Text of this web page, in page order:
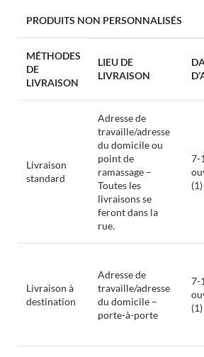
PRODUITS NON PERSONNALISÉS
MÉTHODES
DE
LIVRAISON
LIEU DE
LIVRAISON
Livraison
standard
Adresse de
travaille/adresse
du domicile ou
point de
ramassage –
Toutes les
livraisons se
feront dans la
rue.
7-
(1)
Livraison à
destination
Adresse de
travaille/adresse
du domicile –
porte-à-porte
7-
(1)